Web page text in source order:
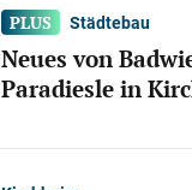
Städtebau
Neues von
Paradiesle in